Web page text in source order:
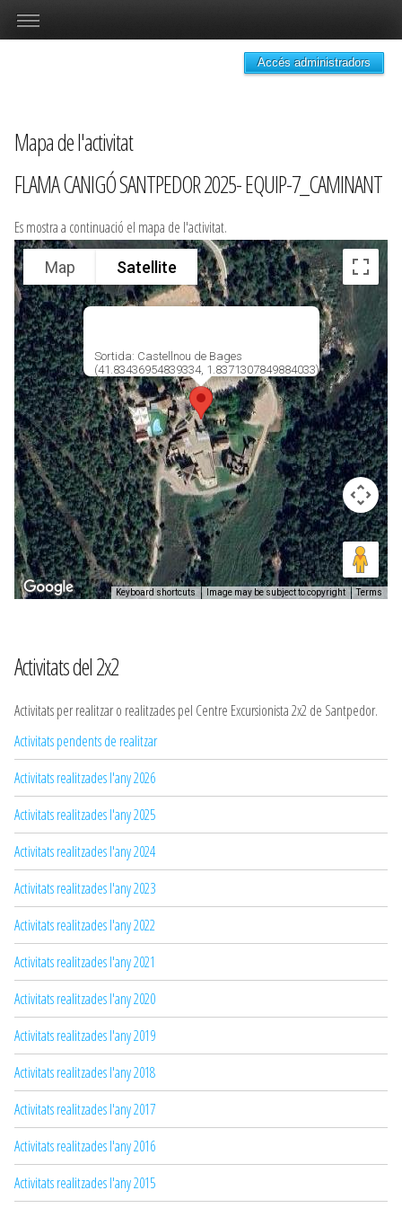
Accés administradors
Mapa de l'activitat
FLAMA CANIGÓ SANTPEDOR 2025- EQUIP-7_CAMINANT
Es mostra a continuació el mapa de l'activitat.
Sortida: Castellnou de Bages
(41.83436954839334, 1.8371307849884033)
Map Satellite
Keyboard shortcuts Image may be subject to copyright Terms
Activitats del 2x2
Activitats per realitzar o realitzades pel Centre Excursionista 2x2 de Santpedor.
Activitats pendents de realitzar
Activitats realitzades l'any 2026
Activitats realitzades l'any 2025
Activitats realitzades l'any 2024
Activitats realitzades l'any 2023
Activitats realitzades l'any 2022
Activitats realitzades l'any 2021
Activitats realitzades l'any 2020
Activitats realitzades l'any 2019
Activitats realitzades l'any 2018
Activitats realitzades l'any 2017
Activitats realitzades l'any 2016
Activitats realitzades l'any 2015